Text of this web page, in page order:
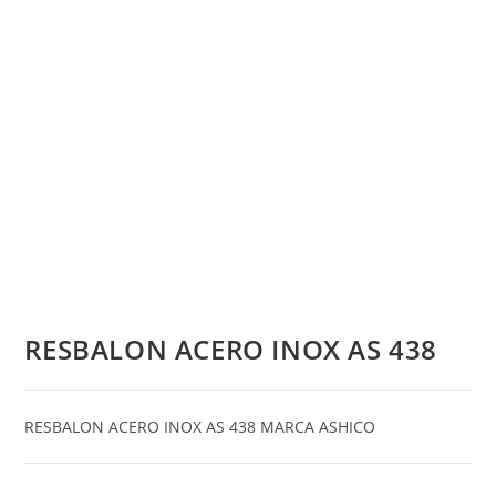
RESBALON ACERO INOX AS 438
RESBALON ACERO INOX AS 438 MARCA ASHICO